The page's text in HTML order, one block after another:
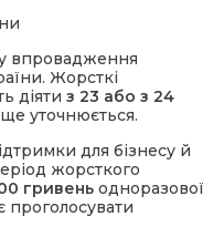
впровадження
Жорсткі
діяти з 23 або з 24
уточнюється.
для бізнесу й
жорсткого
гривень одноразової
проголосувати